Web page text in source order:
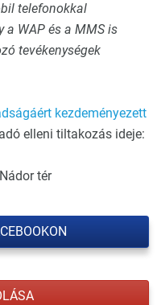
telefonokkal
a WAP és a MMS is
tevékenységek
kezdeményezett
elleni tiltakozás ideje:
tér